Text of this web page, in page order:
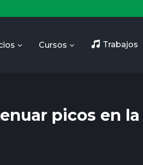
Cursos Trabajos
picos en